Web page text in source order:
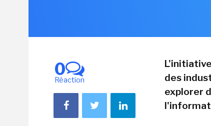
0
Réaction
des
explorer